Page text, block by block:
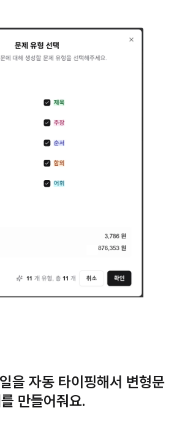
을 자동 타이핑해서 변형문
만들어줘요.